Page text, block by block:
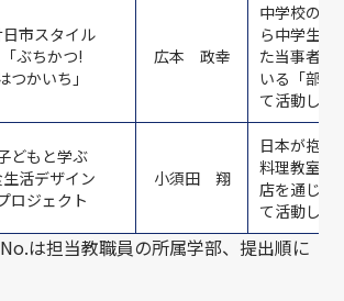
市スタイル
「ぶちかつ!
つかいち」
広本 政幸
中学校の部
ら中学生に
た当事者の
いる「部活
て活動しま
どもと学ぶ
活デザイン
ロジェクト
小須田 翔
日本が抱え
料理教室の
店を通じ、
て活動しま
は担当教職員の所属学部、提出順に